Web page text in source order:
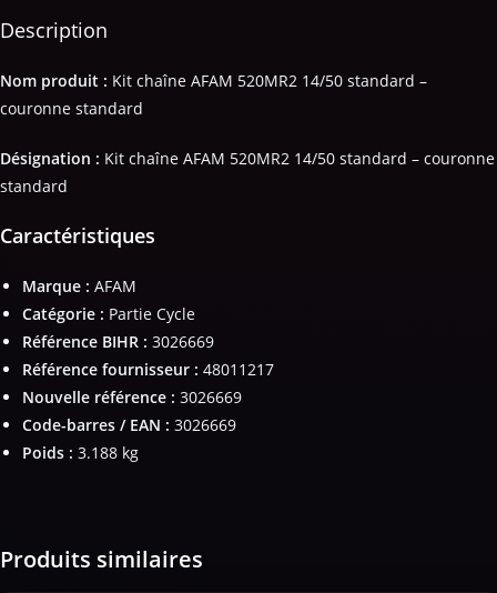
Description
Nom produit : Kit chaîne AFAM 520MR2 14/50 standard –
couronne standard
Désignation : Kit chaîne AFAM 520MR2 14/50 standard – couronne
standard
Caractéristiques
Marque : AFAM
Catégorie : Partie Cycle
Référence BIHR : 3026669
Référence fournisseur : 48011217
Nouvelle référence : 3026669
Code-barres / EAN : 3026669
Poids : 3.188 kg
Produits similaires